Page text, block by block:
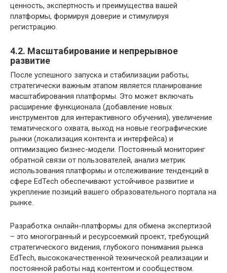
ценность, экспертность и преимущества вашей
платформы, формируя доверие и стимулируя
регистрацию.
4.2. Масштабирование и непрерывное
развитие
После успешного запуска и стабилизации работы,
стратегически важным этапом является планирование
масштабирования платформы. Это может включать
расширение функционала (добавление новых
инструментов для интерактивного обучения), увеличение
тематического охвата, выход на новые географические
рынки (локализация контента и интерфейса) и
оптимизацию бизнес-модели. Постоянный мониторинг
обратной связи от пользователей, анализ метрик
использования платформы и отслеживание тенденций в
сфере EdTech обеспечивают устойчивое развитие и
укрепление позиций вашего образовательного портала на
рынке.
Разработка онлайн-платформы для обмена экспертизой
– это многогранный и ресурсоемкий проект, требующий
стратегического видения, глубокого понимания рынка
EdTech, высококачественной технической реализации и
постоянной работы над контентом и сообществом.